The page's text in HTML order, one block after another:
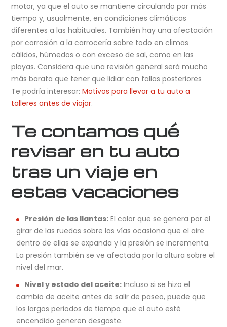
motor, ya que el auto se mantiene circulando por más
tiempo y, usualmente, en condiciones climáticas
diferentes a las habituales. También hay una afectación
por corrosión a la carrocería sobre todo en climas
cálidos, húmedos o con exceso de sal, como en las
playas. Considera que una revisión general será mucho
más barata que tener que lidiar con fallas posteriores
Te podría interesar:Motivos para llevar a tu auto a
talleres antes de viajar.
Te contamos qué
revisar en tu auto
tras un viaje en
estas vacaciones
Presión de las llantas: El calor que se genera por el
girar de las ruedas sobre las vías ocasiona que el aire
dentro de ellas se expanda y la presión se incrementa.
La presión también se ve afectada por la altura sobre el
nivel del mar.
Nivel y estado del aceite: Incluso si se hizo el
cambio de aceite antes de salir de paseo, puede que
los largos periodos de tiempo que el auto esté
encendido generen desgaste.